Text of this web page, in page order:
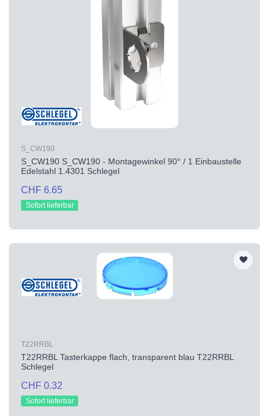
S_CW190
S_CW190 S_CW190 - Montagewinkel 90° / 1 Einbaustelle
Edelstahl 1.4301 Schlegel
CHF 6.65
Sofort lieferbar
T22RRBL
T22RRBL Tasterkappe flach, transparent blau T22RRBL
Schlegel
CHF 0.32
Sofort lieferbar